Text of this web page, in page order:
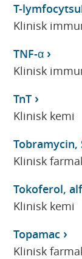
T-
Klinisk
TNF-α
Klinisk
TnT
Klinisk kemi
Tobramycin,
Klinisk
Tokoferol,
Klinisk kemi
Topamac
Klinisk